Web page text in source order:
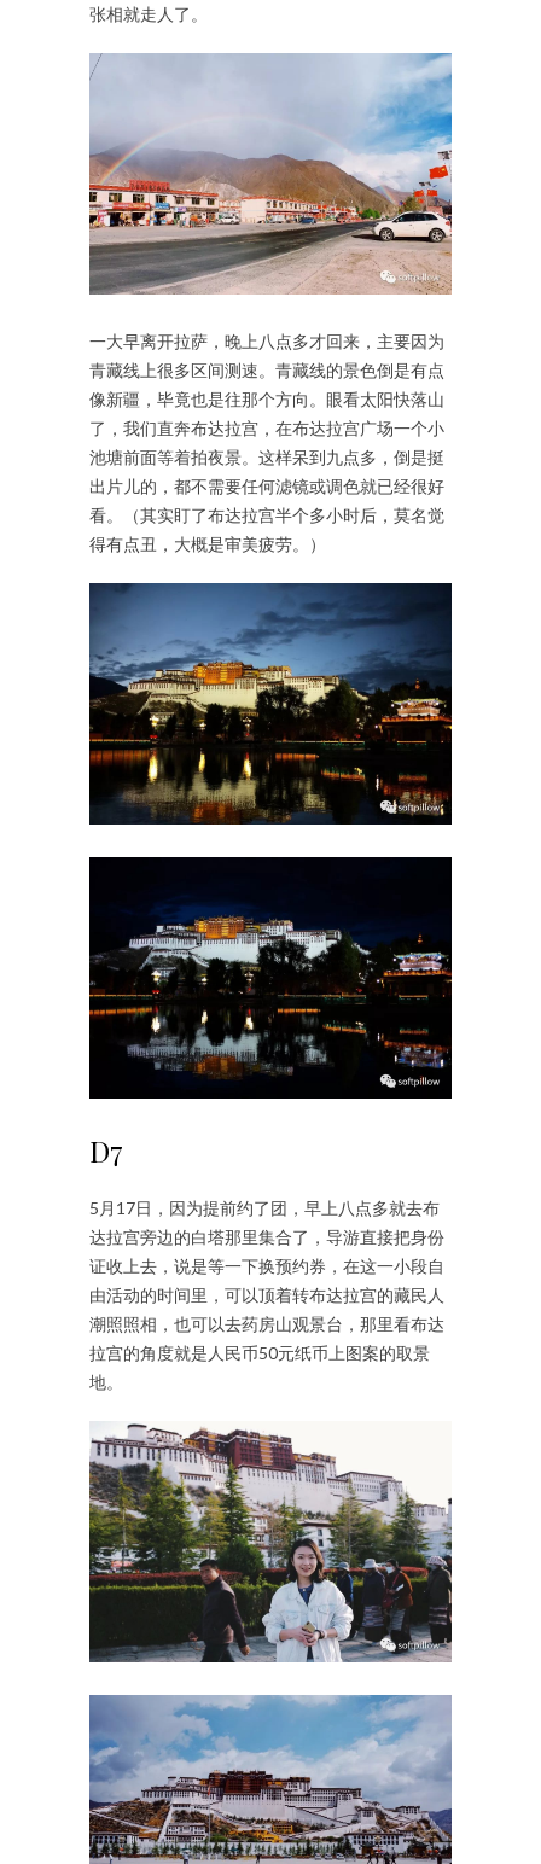
张相就走人了。
一大早离开拉萨，晚上八点多才回来，主要因为
青藏线上很多区间测速。青藏线的景色倒是有点
像新疆，毕竟也是往那个方向。眼看太阳快落山
了，我们直奔布达拉宫，在布达拉宫广场一个小
池塘前面等着拍夜景。这样呆到九点多，倒是挺
出片儿的，都不需要任何滤镜或调色就已经很好
看。（其实盯了布达拉宫半个多小时后，莫名觉
得有点丑，大概是审美疲劳。）
D7
5月17日，因为提前约了团，早上八点多就去布
达拉宫旁边的白塔那里集合了，导游直接把身份
证收上去，说是等一下换预约券，在这一小段自
由活动的时间里，可以顶着转布达拉宫的藏民人
潮照照相，也可以去药房山观景台，那里看布达
拉宫的角度就是人民币50元纸币上图案的取景
地。